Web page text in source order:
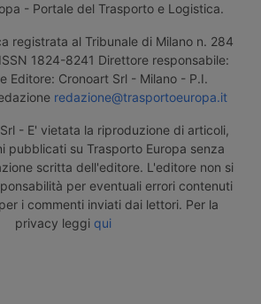
- Portale del Trasporto e Logistica.
registrata al Tribunale di Milano n. 284
1824-8241 Direttore responsabile:
Editore: Cronoart Srl - Milano - P.I.
redazione@trasportoeuropa.it
- E' vietata la riproduzione di articoli,
pubblicati su Trasporto Europa senza
scritta dell'editore. L'editore non si
per eventuali errori contenuti
i commenti inviati dai lettori. Per la
privacy leggi qui